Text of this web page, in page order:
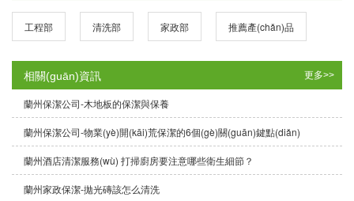
工程部 清洗部 家政部 推薦產(chǎn)品
相關(guān)資訊 更多>>
蘭州保潔公司-木地板的保潔與保養
蘭州保潔公司-物業(yè)開(kāi)荒保潔的6個(gè)關(guān)鍵點(diǎn)
蘭州酒店清潔服務(wù) 打掃廚房要注意哪些衛生細節？
蘭州家政保潔-拋光磚該怎么清洗